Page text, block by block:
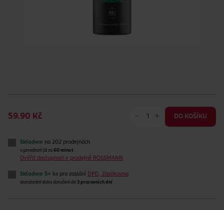
59.90 Kč - + DO KOŠÍKU
Skladem na 202 prodejnách
vyzvednutí již za 60 minut
Ověřit dostupnost v prodejně ROSSMANN
Skladem 5+ ks pro zaslání DPD, Zásilkovna
standardní doba doručení do 3 pracovních dní